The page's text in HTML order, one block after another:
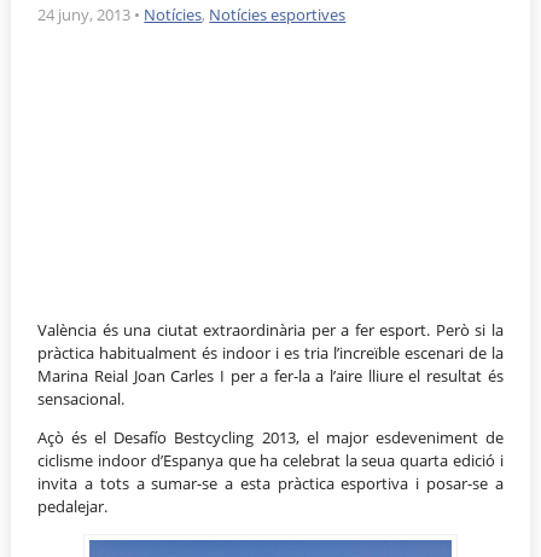
Reserves
24 juny, 2013 • Notícies, Notícies esportives
València és una ciutat extraordinària per a fer esport. Però si la
pràctica habitualment és indoor i es tria l’increïble escenari de la
Marina Reial Joan Carles I per a fer-la a l’aire lliure el resultat és
sensacional.
Açò és el Desafío Bestcycling 2013, el major esdeveniment de
ciclisme indoor d’Espanya que ha celebrat la seua quarta edició i
invita a tots a sumar-se a esta pràctica esportiva i posar-se a
pedalejar.